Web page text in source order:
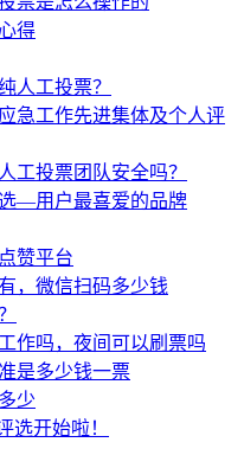
得
人工投票？
急工作先进集体及个人评
工投票团队安全吗？
—用户最喜爱的品牌
赞平台
，微信扫码多少钱
作吗，夜间可以刷票吗
是多少钱一票
少
选开始啦！